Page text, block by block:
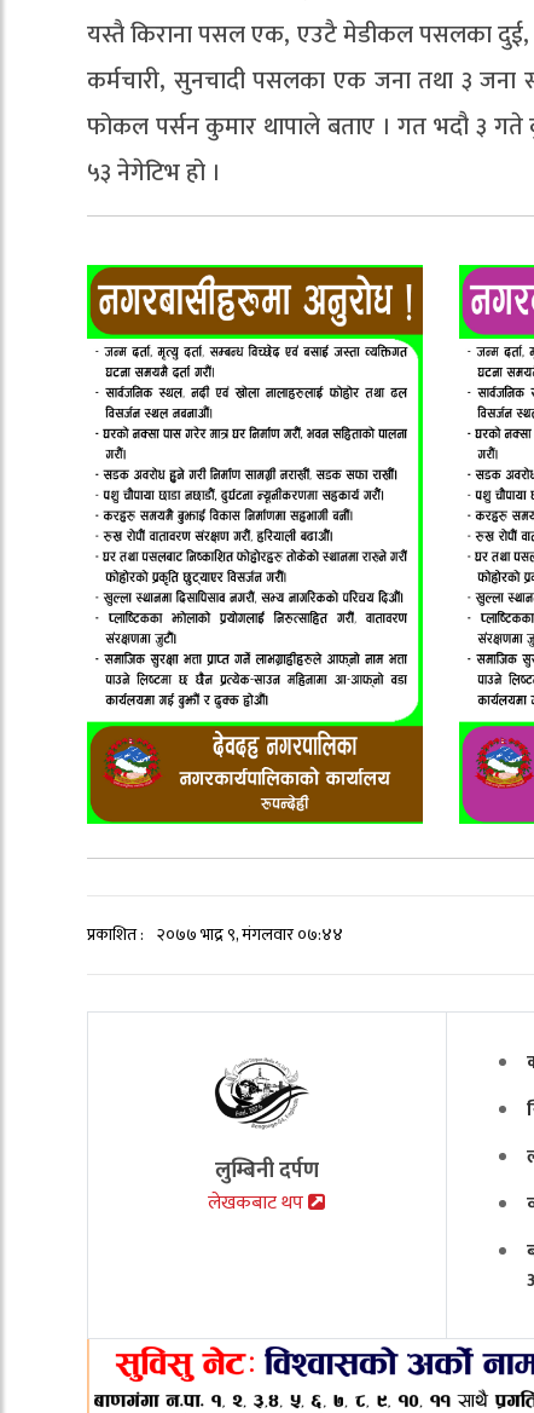
यस्तै किराना पसल एक, एउटै मेडीकल पसलका दुई,
कर्मचारी, सुनचादी पसलका एक जना तथा ३ जना
फोकल पर्सन कुमार थापाले बताए । गत भदौ ३
५३ नेगेटिभ हो ।
प्रकाशित : २०७७ भाद्र ९, मंगलवार ०७:४४
लुम्बिनी दर्पण
लेखकबाट थप